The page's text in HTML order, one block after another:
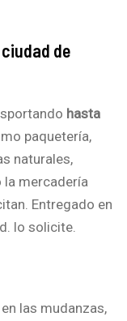
de
hasta
paquetería,
naturales,
mercadería
Entregado en
lo solicite.
las mudanzas,